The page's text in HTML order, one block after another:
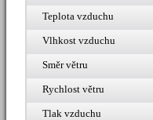
Teplota vzduchu
Vlhkost vzduchu
Směr větru
Rychlost větru
Tlak vzduchu